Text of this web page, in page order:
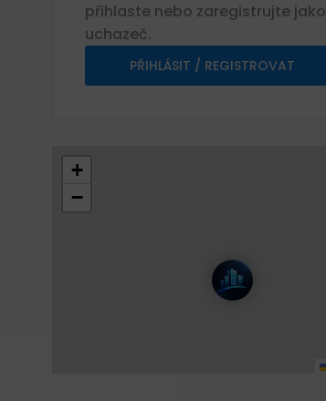
přihlaste nebo zaregistrujte jako
uchazeč.
PŘIHLÁSIT / REGISTROVAT
+
−